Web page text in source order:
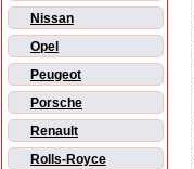
Nissan
Opel
Peugeot
Porsche
Renault
Rolls-Royce